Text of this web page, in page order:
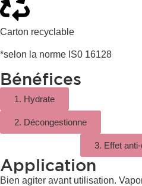
Carton recyclable
*selon la norme IS0 16128
Bénéfices
1. Hydrate
2. Décongestionne
3. Effet
Application
Bien agiter avant utilisation.